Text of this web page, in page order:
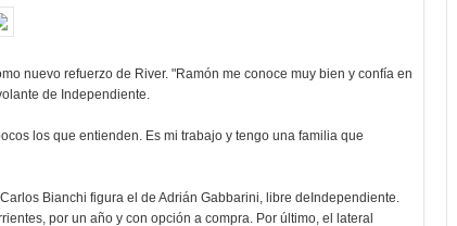
nuevo refuerzo de River. "Ramón me conoce muy bien y confía en
de Independiente.
los que entienden. Es mi trabajo y tengo una familia que
Bianchi figura el de Adrián Gabbarini, libre deIndependiente.
por un año y con opción a compra. Por último, el lateral